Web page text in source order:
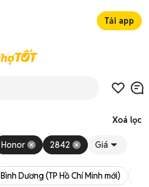
Tải app
Xoá lọc
Honor 2842 Giá
Bình Dương (TP Hồ Chí Minh mới)